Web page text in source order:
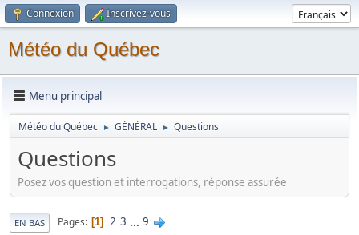
Connexion Inscrivez-vous
Météo du Québec
Menu principal
Météo du Québec ► GÉNÉRAL ► Questions
Questions
Posez vos question et interrogations, réponse assurée
EN BAS Pages 1 2 3 ... 9